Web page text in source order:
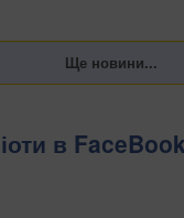
в